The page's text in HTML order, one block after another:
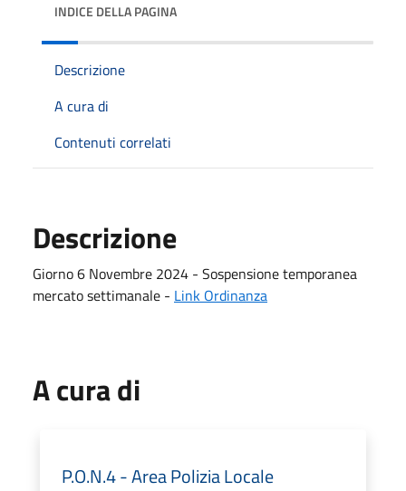
INDICE DELLA PAGINA
Descrizione
A cura di
Contenuti correlati
Descrizione
Giorno 6 Novembre 2024 - Sospensione temporanea
mercato settimanale - Link Ordinanza
A cura di
P.O.N.4 - Area Polizia Locale